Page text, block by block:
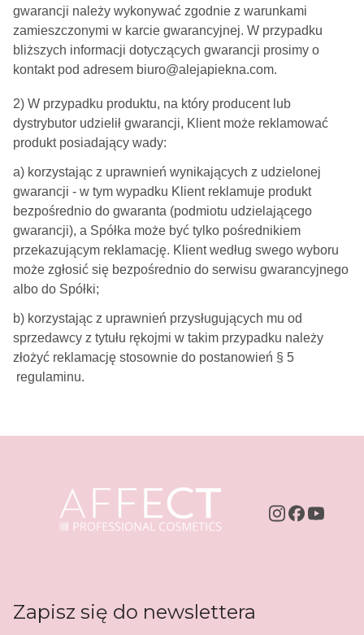
gwarancji należy wykonywać zgodnie z warunkami
zamieszczonymi w karcie gwarancyjnej. W przypadku
bliższych informacji dotyczących gwarancji prosimy o
kontakt pod adresem biuro@alejapiekna.com.
2) W przypadku produktu, na który producent lub
dystrybutor udzielił gwarancji, Klient może reklamować
produkt posiadający wady:
a) korzystając z uprawnień wynikających z udzielonej
gwarancji - w tym wypadku Klient reklamuje produkt
bezpośrednio do gwaranta (podmiotu udzielającego
gwarancji), a Spółka może być tylko pośrednikiem
przekazującym reklamację. Klient według swego wyboru
może zgłosić się bezpośrednio do serwisu gwarancyjnego
albo do Spółki;
b) korzystając z uprawnień przysługujących mu od
sprzedawcy z tytułu rękojmi w takim przypadku należy
złożyć reklamację stosownie do postanowień § 5
regulaminu.
Zapisz się do newslettera